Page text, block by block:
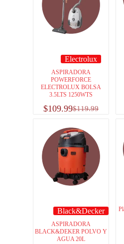
Electrolux
ASPIRADORA
POWERFORCE
ELECTROLUX BOLSA
3.5LTS 1250WTS
$119.99
$109.99
Black&Decker
ASPIRADORA
BLACK&DEKER POLVO Y
AGUA 20L